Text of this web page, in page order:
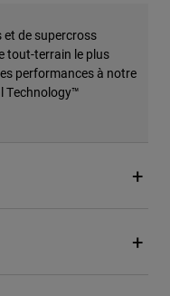
de supercross
tout-terrain le plus
performances à notre
Technology™